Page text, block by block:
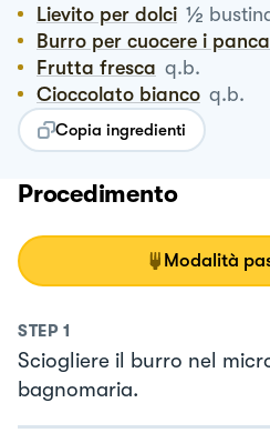
Lievito per dolci ½
Burro per cuocere i
Frutta fresca q.b.
Cioccolato bianco q.b.
Copia ingredienti
Procedimento
Modalità
STEP 1
Sciogliere il burro nel
bagnomaria.